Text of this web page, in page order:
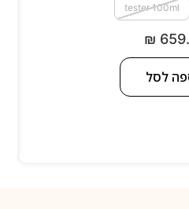
tester 100ml
₪
לסל